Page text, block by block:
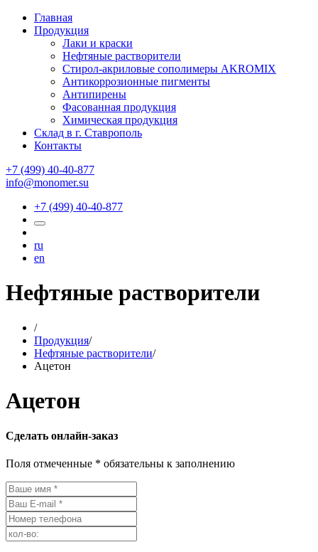
Главная
Продукция
Лаки и краски
Нефтяные растворители
Стирол-акриловые сополимеры AKROMIX
Антикоррозионные пигменты
Антипирены
Фасованная продукция
Химическая продукция
Склад в г. Ставрополь
Контакты
+7 (499) 40-40-877
info@monomer.su
+7 (499) 40-40-877
ru
en
Нефтяные растворители
/
Продукция/
Нефтяные растворители/
Ацетон
Ацетон
Сделать онлайн-заказ
Поля отмеченные * обязательны к заполнению